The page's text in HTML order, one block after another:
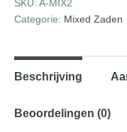
SKU: A-MIX2
Categorie: Mixed Zaden
Beschrijving
Beoordelingen (0)